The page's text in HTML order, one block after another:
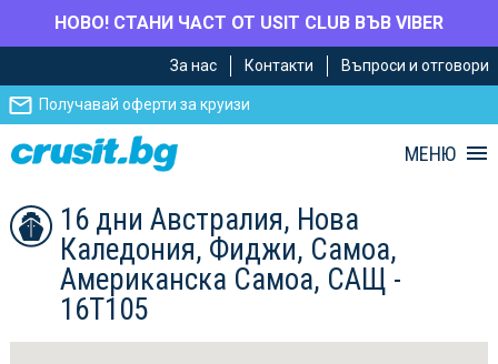
НОВО! СТАНИ ЧАСТ ОТ USIT CLUB ВЪВ VIBER
главното
съдържание
Навигацията
За нас Контакти Въпроси и отговори
Получавай оферти за круизи
МЕНЮ
16 дни Австралия, Нова
Каледония, Фиджи, Самоа,
Американска Самоа, САЩ -
16T105